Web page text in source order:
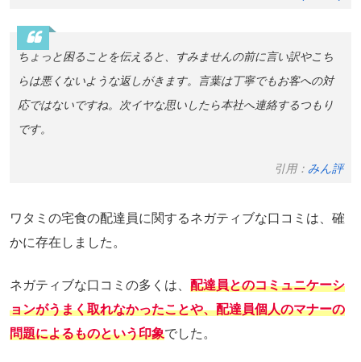
ちょっと困ることを伝えると、すみませんの前に言い訳やこち
らは悪くないような返しがきます。言葉は丁寧でもお客への対
応ではないですね。次イヤな思いしたら本社へ連絡するつもり
です。
引用： みん評
ワタミの宅食の配達員に関するネガティブな口コミは、確
かに存在しました。
ネガティブな口コミの多くは、 配達員とのコミュニケーシ
ョンがうまく取れなかったことや、配達員個人のマナーの
問題によるものという印象でした。